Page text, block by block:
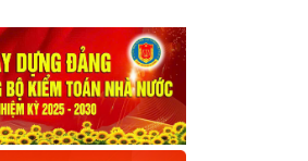
ninh vùng Tây Nguyên
đến năm 2030, tầm nhìn
đến năm 2045